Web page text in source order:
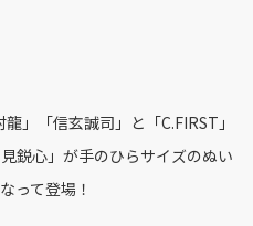
」「信玄誠司」と「C.FIRST」
鋭心」が手のひらサイズのぬい
って登場！